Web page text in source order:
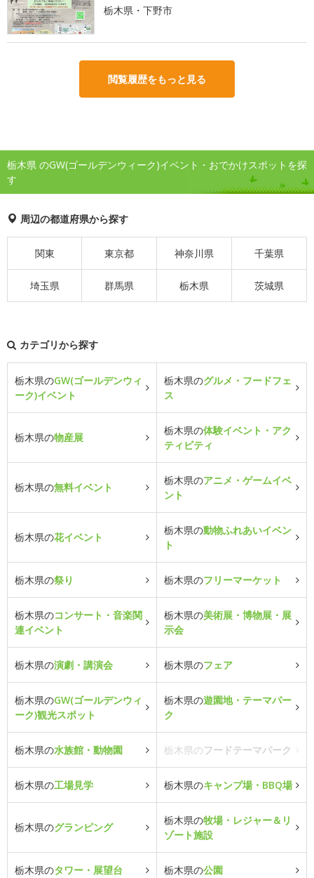
栃木県・下野市
閲覧履歴をもっと見る
栃木県 のGW(ゴールデンウィーク)イベント・おでかけスポットを探
す
周辺の都道府県から探す
関東 東京都 神奈川県 千葉県
埼玉県 群馬県 栃木県 茨城県
カテゴリから探す
栃木県のGW(ゴールデンウィ
ーク)イベント
栃木県のグルメ・フードフェ
ス
栃木県の物産展
栃木県の体験イベント・アク
ティビティ
栃木県の無料イベント
栃木県のアニメ・ゲームイベ
ント
栃木県の花イベント
栃木県の動物ふれあいイベン
ト
栃木県の祭り 栃木県のフリーマーケット
栃木県のコンサート・音楽関
連イベント
栃木県の美術展・博物展・展
示会
栃木県の演劇・講演会 栃木県のフェア
栃木県のGW(ゴールデンウィ
ーク)観光スポット
栃木県の遊園地・テーマパー
ク
栃木県の水族館・動物園 栃木県のフードテーマパーク
栃木県の工場見学 栃木県のキャンプ場・BBQ場
栃木県のグランピング
栃木県の牧場・レジャー＆リ
ゾート施設
栃木県のタワー・展望台 栃木県の公園